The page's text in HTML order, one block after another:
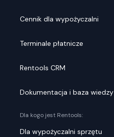
Cennik dla wypożyczalni
Terminale płatnicze
Rentools CRM
Dokumentacja i baza wiedzy
Dla kogo jest Rentools:
Dla wypożyczalni sprzętu